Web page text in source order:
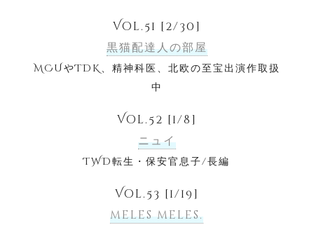
Vol.51 [2/30]
黒猫配達人の部屋
MCUやTDK、精神科医、北欧の至宝出演作取扱
中
Vol.52 [1/8]
ニュイ
TWD転生・保安官息子/長編
Vol.53 [1/19]
meles meles.